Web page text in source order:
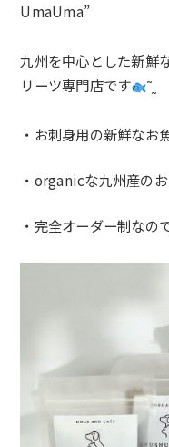
UmaUma”
九州を中心とした新鮮
リーツ専門店です
‪˜˷
・お刺身用の新鮮なお
・organicな九州産の
・完全オーダー制なの